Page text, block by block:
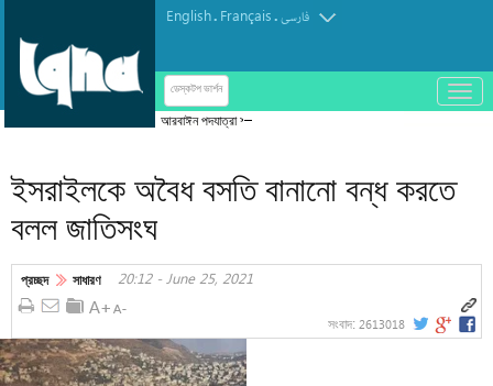
English. Français.فارسی
ডেস্কটপ ভার্শন
باز
و
আরবাঈন পদযাত্রা শান্তি বিস্তারের জনকূটনীতির প্রকাশ
ইসরাইলকে অবৈধ বসতি বানানো বন্ধ করতে
বলল জাতিসংঘ
প্রচ্ছদ সাধারণ 20:12 - June 25, 2021
সংবাদ: 2613018